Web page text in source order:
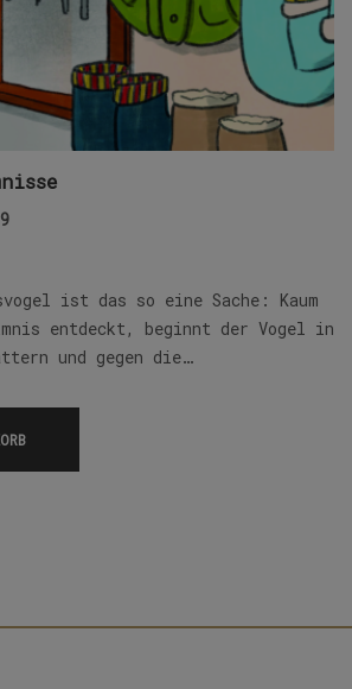
ist das so eine Sache: Kaum
entdeckt, beginnt der Vogel in
und gegen die…